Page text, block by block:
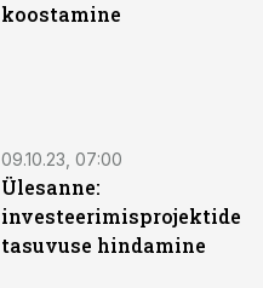
koostamine
09.10.23, 07:00
Ülesanne:
investeerimisprojektide
tasuvuse hindamine